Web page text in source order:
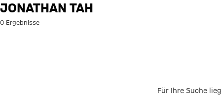
Suche: Jonathan Tah
JONATHAN TAH
0 Ergebnisse
Für Ihre Suche